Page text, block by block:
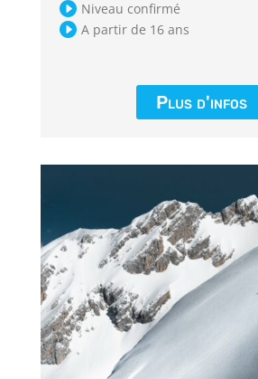
 Niveau confirmé
 A partir de 16 ans
Plus d'infos